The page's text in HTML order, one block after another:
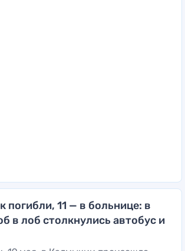
погибли, 11 — в больнице: в
в лоб столкнулись автобус и